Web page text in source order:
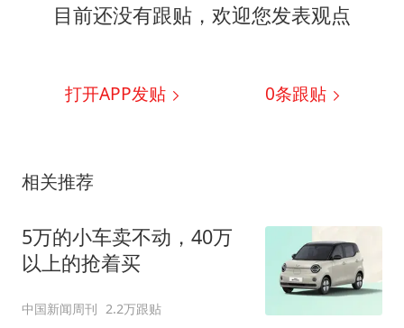
目前还没有跟贴，欢迎您发表观点
打开APP发贴 0条跟贴
相关推荐
5万的小车卖不动，40万
以上的抢着买
中国新闻周刊 2.2万跟贴